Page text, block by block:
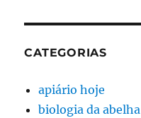
CATEGORIAS
apiário hoje
biologia da abelha